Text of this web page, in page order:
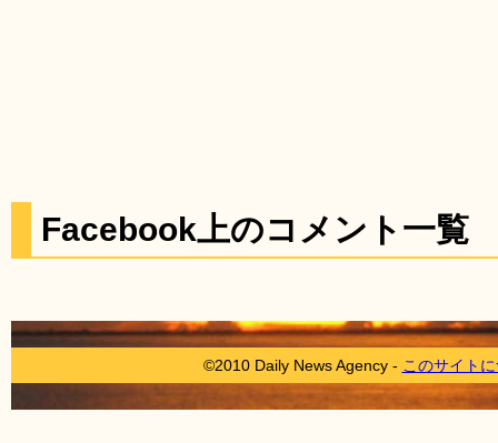
Facebook上のコメント一覧
©2010 Daily News Agency - このサイト